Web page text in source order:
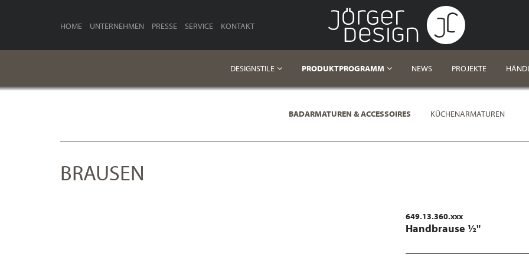
HOME UNTERNEHMEN PRESSE SERVICE KONTAKT
DESIGNSTILE PRODUKTPROGRAMM NEWS PROJEKTE
BADARMATUREN & ACCESSOIRES KÜCHENARMATUREN
BRAUSEN
649.13.360.xxx
Handbrause ½"